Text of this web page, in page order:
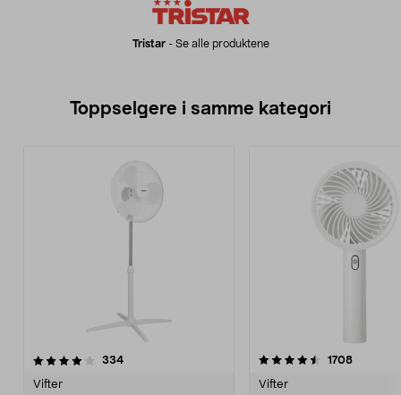
Tristar- Se alle produktene
Toppselgere i samme kategori
334anmeldelser
Vifter
4.5 av 5 stjerner 1708
Vifter
4.0 av 5 stjerner